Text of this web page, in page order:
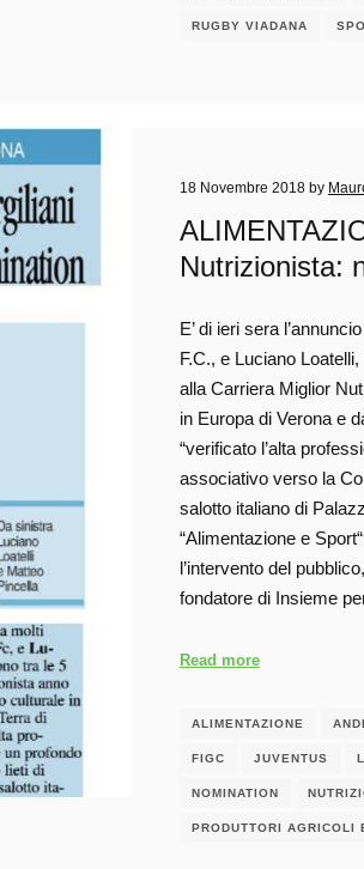
RUGBY VIADANA
18 Novembre 2018 by
Nutrizionista:
E’ di ieri sera
F.C., e Luciano
alla Carriera Miglior
in Europa di Verona e
“verificato l’alta
associativo verso la
salotto italiano di
“Alimentazione e
l’intervento del
fondatore di Insieme
Read more
ALIMENTAZIONE
FIGC JUVENTUS
NOMINATION
PRODUTTORI AGRICOLI